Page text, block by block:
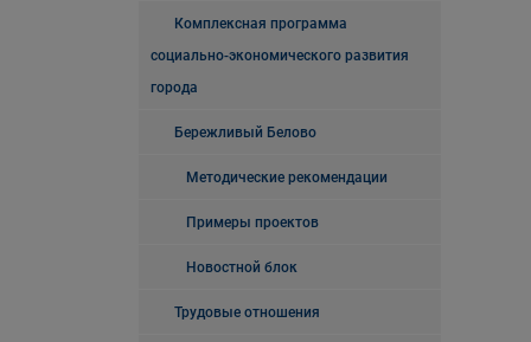
Комплексная программа
социально-экономического развития
города
Бережливый Белово
Методические рекомендации
Примеры проектов
Новостной блок
Трудовые отношения